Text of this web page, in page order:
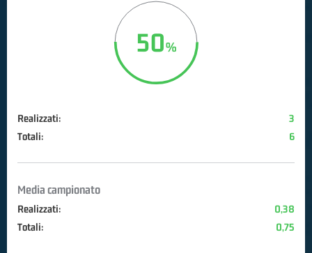
50
Realizzati:
3
Totali:
6
Media campionato
Realizzati:
0,38
Totali:
0,75